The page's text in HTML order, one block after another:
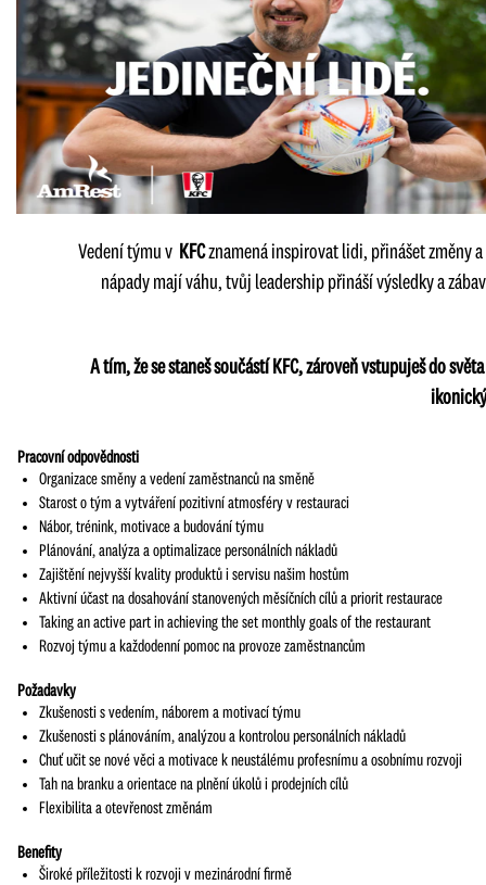
Vedení týmu v KFCznamená inspirovat lidi, přinášet změny
nápady mají váhu, tvůj leadership přináší výsledky a
A tím, že se staneš součástí KFC, zároveň vstupuješ do
Pracovní odpovědnosti
Organizace směny a vedení zaměstnanců na směně
Starost o tým a vytváření pozitivní atmosféry v restauraci
Nábor, trénink, motivace a budování týmu
Plánování, analýza a optimalizace personálních nákladů
Zajištění nejvyšší kvality produktů i servisu našim hostům
Aktivní účast na dosahování stanovených měsíčních cílů a priorit restaurace
Taking an active part in achieving the set monthly goals of the restaurant
Rozvoj týmu a každodenní pomoc na provoze zaměstnancům
Požadavky
Zkušenosti s vedením, náborem a motivací týmu
Zkušenosti s plánováním, analýzou a kontrolou personálních nákladů
Chuť učit se nové věci a motivace k neustálému profesnímu a osobnímu rozvoji
Tah na branku a orientace na plnění úkolů i prodejních cílů
Flexibilita a otevřenost změnám
Benefity
Široké příležitosti k rozvoji v mezinárodní firmě